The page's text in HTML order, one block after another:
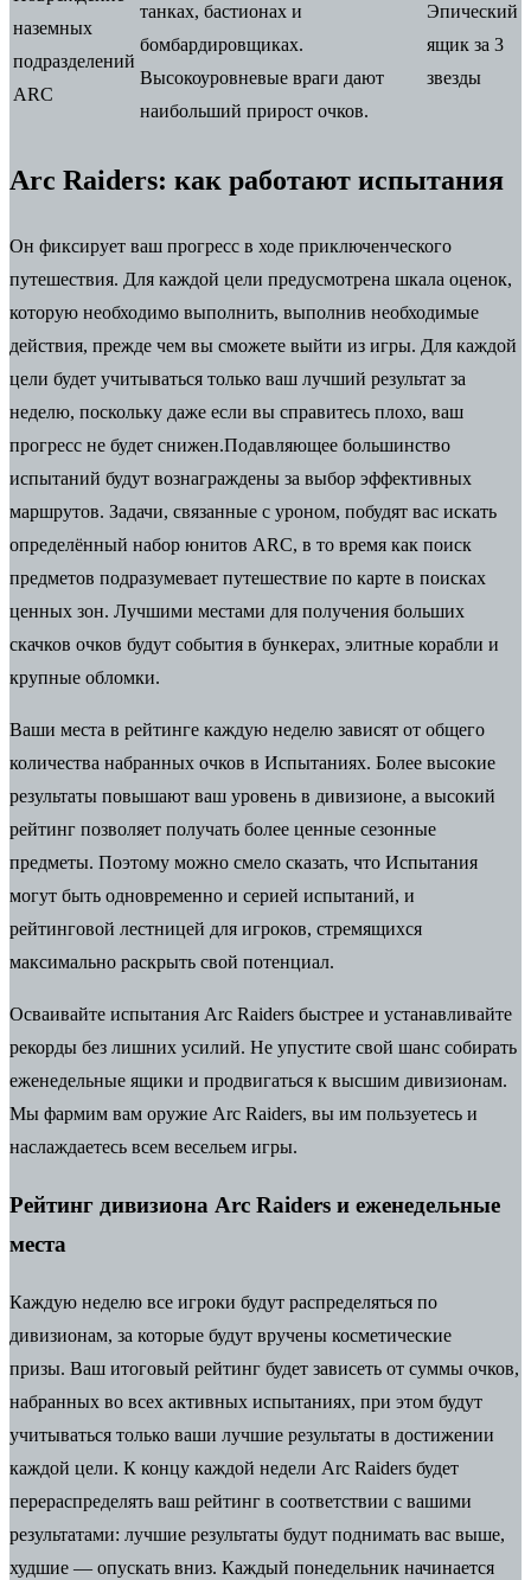
наземных
подразделений
ARC
танках, бастионах и
бомбардировщиках.
Высокоуровневые враги дают
наибольший прирост очков.
Эпический
ящик за 3
звезды
Arc Raiders: как работают испытания
Он фиксирует ваш прогресс в ходе приключенческого
путешествия. Для каждой цели предусмотрена шкала оценок,
которую необходимо выполнить, выполнив необходимые
действия, прежде чем вы сможете выйти из игры. Для каждой
цели будет учитываться только ваш лучший результат за
неделю, поскольку даже если вы справитесь плохо, ваш
прогресс не будет снижен.Подавляющее большинство
испытаний будут вознаграждены за выбор эффективных
маршрутов. Задачи, связанные с уроном, побудят вас искать
определённый набор юнитов ARC, в то время как поиск
предметов подразумевает путешествие по карте в поисках
ценных зон. Лучшими местами для получения больших
скачков очков будут события в бункерах, элитные корабли и
крупные обломки.
Ваши места в рейтинге каждую неделю зависят от общего
количества набранных очков в Испытаниях. Более высокие
результаты повышают ваш уровень в дивизионе, а высокий
рейтинг позволяет получать более ценные сезонные
предметы. Поэтому можно смело сказать, что Испытания
могут быть одновременно и серией испытаний, и
рейтинговой лестницей для игроков, стремящихся
максимально раскрыть свой потенциал.
Осваивайте испытания Arc Raiders быстрее и устанавливайте
рекорды без лишних усилий. Не упустите свой шанс собирать
еженедельные ящики и продвигаться к высшим дивизионам.
Мы фармим вам оружие Arc Raiders, вы им пользуетесь и
наслаждаетесь всем весельем игры.
Рейтинг дивизиона Arc Raiders и еженедельные
места
Каждую неделю все игроки будут распределяться по
дивизионам, за которые будут вручены косметические
призы. Ваш итоговый рейтинг будет зависеть от суммы очков,
набранных во всех активных испытаниях, при этом будут
учитываться только ваши лучшие результаты в достижении
каждой цели. К концу каждой недели Arc Raiders будет
перераспределять ваш рейтинг в соответствии с вашими
результатами: лучшие результаты будут поднимать вас выше,
худшие — опускать вниз. Каждый понедельник начинается